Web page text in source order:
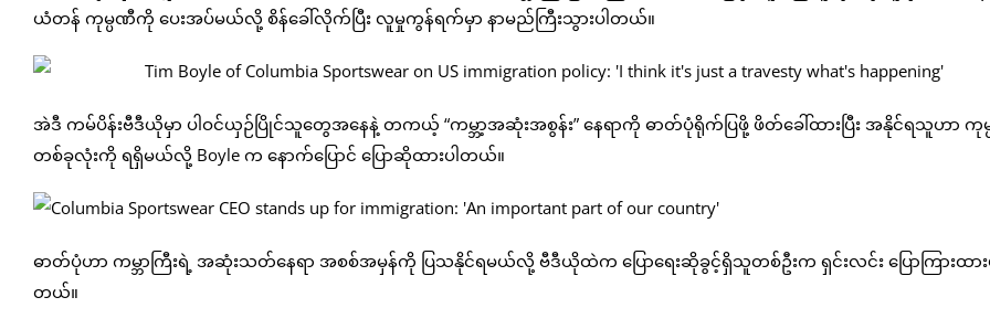
ယံတန် ကုမ္ပဏီကို ပေးအပ်မယ်လို့ စိန်ခေါ်လိုက်ပြီး လူမှုကွန်ရက်မှာ နာမည်ကြီးသွားပါတယ်။
အဲဒီ ကမ်ပိန်းဗီဒီယိုမှာ ပါဝင်ယှဉ်ပြိုင်သူတွေအနေနဲ့ တကယ့် “ကမ္ဘာ့အဆုံးအစွန်း” နေရာကို ဓာတ်ပုံရိုက်ပြဖို့ ဖိတ်ခေါ်ထားပြီး အနိုင်ရသူဟာ ကု
တစ်ခုလုံးကို ရရှိမယ်လို့ Boyle က နောက်ပြောင် ပြောဆိုထားပါတယ်။
ဓာတ်ပုံဟာ ကမ္ဘာကြီးရဲ့ အဆုံးသတ်နေရာ အစစ်အမှန်ကို ပြသနိုင်ရမယ်လို့ ဗီဒီယိုထဲက ပြောရေးဆိုခွင့်ရှိသူတစ်ဦးက ရှင်းလင်း ပြောကြားထား
တယ်။